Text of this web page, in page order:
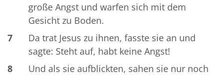
große Angst und warfen sich mit dem
Gesicht zu Boden.
7
Da trat Jesus zu ihnen, fasste sie an und
sagte: Steht auf, habt keine Angst!
8
Und als sie aufblickten, sahen sie nur noch